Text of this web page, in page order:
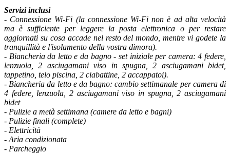
Servizi inclusi
- Connessione Wi-Fi (la connessione Wi-Fi non è ad alta velocità
ma è sufficiente per leggere la posta elettronica o per restare
aggiornati su cosa accade nel resto del mondo, mentre vi godete la
tranquillità e l'isolamento della vostra dimora).
- Biancheria da letto e da bagno - set iniziale per camera: 4 federe,
lenzuola, 2 asciugamani viso in spugna, 2 asciugamani bidet,
tappetino, telo piscina, 2 ciabattine, 2 accappatoi).
- Biancheria da letto e da bagno: cambio settimanale per camera di
4 federe, lenzuola, 2 asciugamani viso in spugna, 2 asciugamani
bidet
- Pulizie a metà settimana (camere da letto e bagni)
- Pulizie finali (complete)
- Elettricità
- Aria condizionata
- Parcheggio